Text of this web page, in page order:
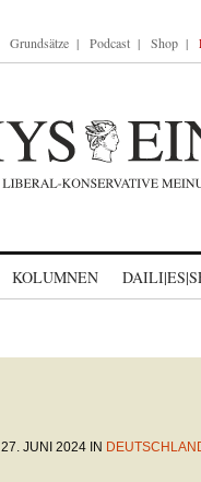
Grundsätze Podcast Shop
KOLUMNEN
27. JUNI 2024 IN